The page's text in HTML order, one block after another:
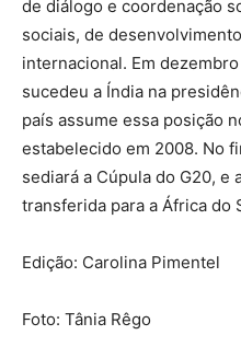
de diálogo e coordenação
sociais, de
internacional. Em
sucedeu a Índia na
país assume essa posição
estabelecido em 2008. No
sediará a Cúpula do G20,
transferida para a África do
Edição: Carolina Pimentel
Foto: Tânia Rêgo